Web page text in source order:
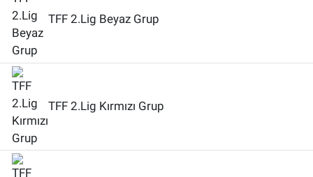
TFF 2.Lig Beyaz Grup
TFF 2.Lig Kırmızı Grup